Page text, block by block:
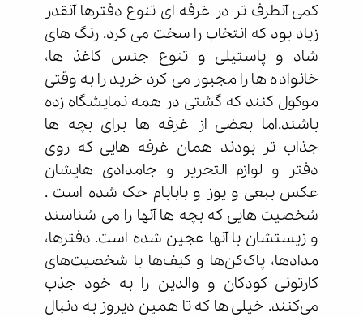
کمی آنطرف تر در غرفه ای تنوع دفترها آنقدر
زیاد بود که انتخاب را سخت می کرد. رنگ های
شاد و پاستیلی و تنوع جنس کاغذ ها،
خانواده ها را مجبور می کرد خرید را به وقتی
موکول کنند که گشتی در همه نمایشگاه زده
باشند.اما بعضی از غرفه ها برای بچه ها
جذاب تر بودند همان غرفه هایی که روی
دفتر و لوازم التحریر و جامدادی هایشان
عکس ببعی و یوز و بابابام حک شده است .
شخصیت هایی که بچه ها آنها را می شناسند
و زیستشان با آنها عجین شده است. دفترها،
مدادها، پاک‌کن‌ها و کیف‌ها با شخصیت‌های
کارتونی کودکان و والدین را به خود جذب
می‌کنند. خیلی ها که تا همین دیروز به دنبال